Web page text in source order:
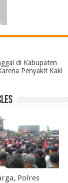
di Kabupaten
Penyakit Kaki
Polres